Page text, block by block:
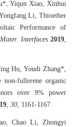
Yiqun Xiao, Xinhui
Li, Thioether
Performance of
Interfaces 2019,
Hu, Youdi Zhang*,
fullerene organic
over 9% power
,30, 1161-1167.
Chao Li, Zhongyi